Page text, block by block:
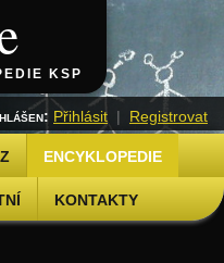
KSP
ENCYKLOPEDIE
KONTAKTY
Přihlásit | Registrovat